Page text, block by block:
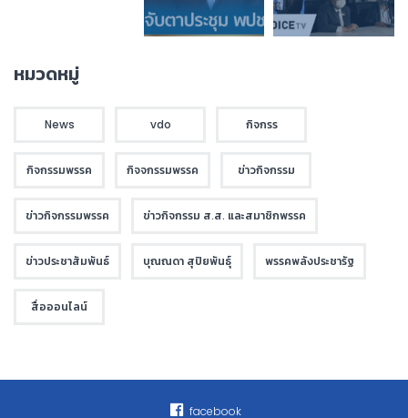
หมวดหมู่
News vdo กิจกรร
กิจกรรมพรรค กิจจกรรมพรรค ข่าวกิจกรรม
ข่าวกิจกรรมพรรค ข่าวกิจกรรม ส.ส. และสมาชิกพรรค
ข่าวประชาสัมพันธ์ บุณณดา สุปิยพันธุ์ พรรคพลังประชารัฐ
สื่อออนไลน์
facebook